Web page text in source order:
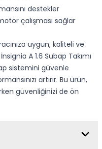
destekler
çalışması sağlar
uygun, kaliteli ve
A 1.6 Subap Takımı
sistemini güvenle
artırır. Bu ürün,
güvenliğinizi de ön